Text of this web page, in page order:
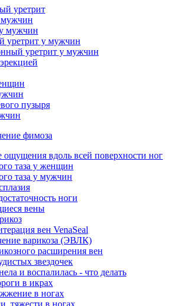
уретрит
мужчин
мужчин
уретрит у мужчин
уретрит у мужчин
пузыря
фимоза
ощущения вдоль всей поверхности ног
таза у женщин
таза у мужчин
ноги
вены
вен VenaSeal
варикоза (ЭВЛК)
расширения вен
звездочек
и воспалилась - что делать
в икрах
в ногах
тяжести в ногах